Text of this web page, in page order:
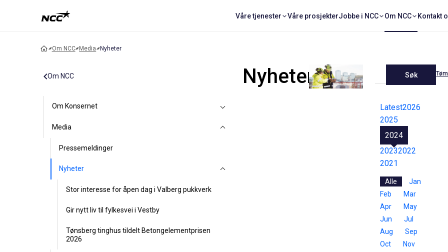
Våre tjenester Våre prosjekterJobbe i NCC Om NCC Kontakt
Om NCC Media Nyheter
Om NCC
Om Konsernet
Media
Pressemeldinger
Nyheter
Stor interesse for åpen dag i Valberg pukkverk
Gir nytt liv til fylkesvei i Vestby
Tønsberg tinghus tildelt Betongelementprisen
2026
Nyheter Søk
Latest2026
2025
2024
20232022
2021
Alle
Jan
Feb
Mar
Apr
May
Jun
Jul
Aug
Sep
Oct
Nov